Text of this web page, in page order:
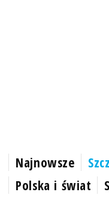
Najnowsze
Polska i świat